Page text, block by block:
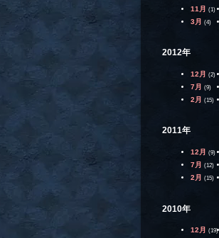
11月 (1)
3月 (4)
2012年
12月 (2)
7月 (9)
2月 (15)
2011年
12月 (9)
7月 (12)
2月 (15)
2010年
12月 (19)